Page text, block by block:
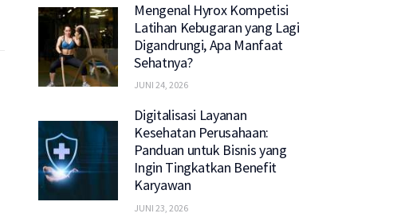
Mengenal Hyrox Kompetisi
Latihan Kebugaran yang Lagi
Digandrungi, Apa Manfaat
Sehatnya?
JUNI 24, 2026
Digitalisasi Layanan
Kesehatan Perusahaan:
Panduan untuk Bisnis yang
Ingin Tingkatkan Benefit
Karyawan
JUNI 23, 2026